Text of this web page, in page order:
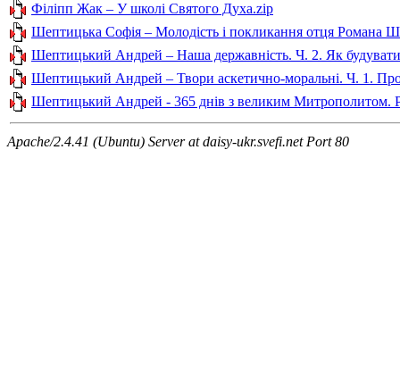
Філіпп Жак – У школі Святого Духа.zip
Шептицька Софія – Молодість і покликання отця Романа
Шептицький Андрей – Наша державність. Ч. 2. Як будувати
Шептицький Андрей – Твори аскетично-моральні. Ч. 1.
Шептицький Андрей - 365 днів з великим Митрополитом.
Apache/2.4.41 (Ubuntu) Server at daisy-ukr.svefi.net Port 80